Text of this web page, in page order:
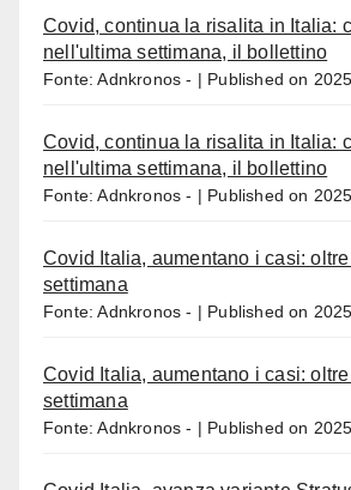
Covid, continua la risalita in Italia:
nell'ultima settimana, il bollettino
Fonte: Adnkronos - Published on
Covid, continua la risalita in Italia:
nell'ultima settimana, il bollettino
Fonte: Adnkronos - Published on
Covid Italia, aumentano i casi:
settimana
Fonte: Adnkronos - Published on
Covid Italia, aumentano i casi:
settimana
Fonte: Adnkronos - Published on